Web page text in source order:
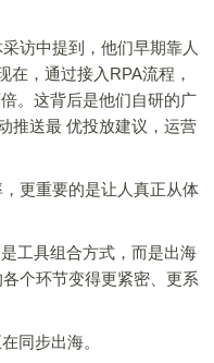
访中提到，他们早期靠人
在，通过接入RPA流程，
。这背后是他们自研的广
推送最 优投放建议，运营
更重要的是让人真正从体
工具组合方式，而是出海
个环节变得更紧密、更系
同步出海。